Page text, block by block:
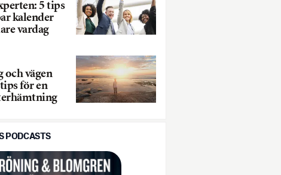
5 tips
kalender
vardag
vägen
för en
PODCASTS